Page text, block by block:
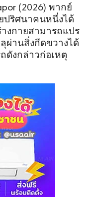
(2026) พากย์
ปริศนาคนหนึ่งได้
งกายสามารถแปร
ผ่านสิ่งกีดขวางได้
ดังกล่าวก่อเหตุ